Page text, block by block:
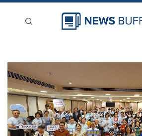
登入
刊登